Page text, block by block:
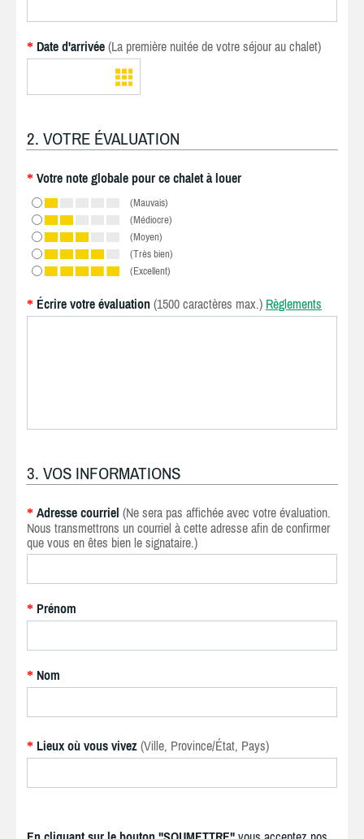
* Date d'arrivée (La première nuitée de votre séjour au chalet)
2. VOTRE ÉVALUATION
* Votre note globale pour ce chalet à louer
(Mauvais)
(Médiocre)
(Moyen)
(Très bien)
(Excellent)
* Écrire votre évaluation (1500 caractères max.) Règlements
3. VOS INFORMATIONS
* Adresse courriel (Ne sera pas affichée avec votre évaluation.
Nous transmettrons un courriel à cette adresse afin de confirmer
que vous en êtes bien le signataire.)
* Prénom
* Nom
* Lieux où vous vivez (Ville, Province/État, Pays)